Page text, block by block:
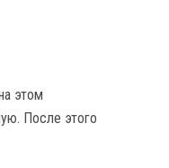
этом
После этого